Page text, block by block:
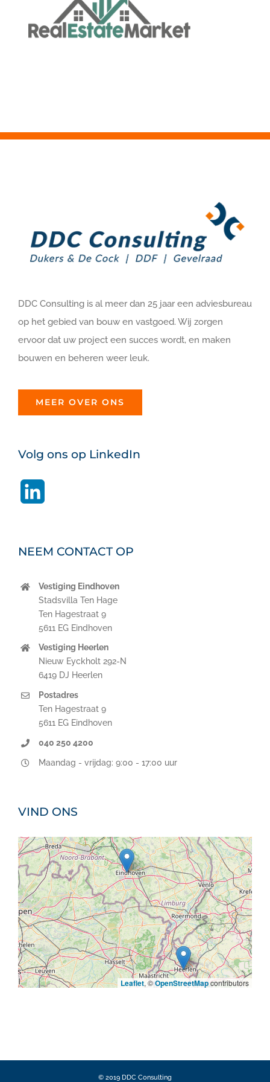
DDC Consulting is al meer dan 25 jaar een adviesbureau
op het gebied van bouw en vastgoed. Wij zorgen
ervoor dat uw project een succes wordt, en maken
bouwen en beheren weer leuk.
MEER OVER ONS
Volg ons op LinkedIn
NEEM CONTACT OP
Vestiging Eindhoven
Stadsvilla Ten Hage
Ten Hagestraat 9
5611 EG Eindhoven
Vestiging Heerlen
Nieuw Eyckholt 292-N
6419 DJ Heerlen
Postadres
Ten Hagestraat 9
5611 EG Eindhoven
040 250 4200
Maandag - vrijdag: 9:00 - 17:00 uur
VIND ONS
Leaflet, ©OpenStreetMapcontributors
© 2019 DDC Consulting